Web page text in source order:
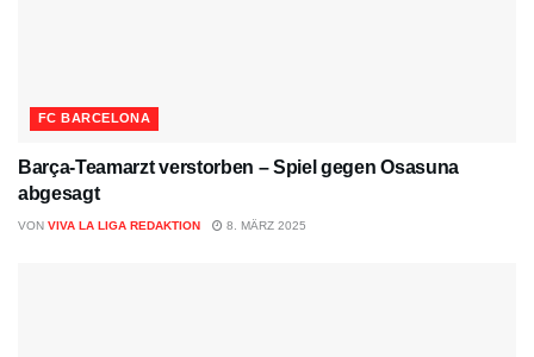
FC BARCELONA
Barça-Teamarzt verstorben – Spiel gegen Osasuna
abgesagt
VON VIVA LA LIGA REDAKTION 8. MÄRZ 2025